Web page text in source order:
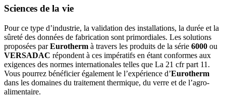
Sciences de la vie
Pour ce type d’industrie, la validation des installations, la durée et la
sûreté des données de fabrication sont primordiales. Les solutions
proposées parEurotherm à travers les produits de la série 6000 ou
VERSADAC répondent à ces impératifs en étant conformes aux
exigences des normes internationales telles que La 21 cfr part 11.
Vous pourrez bénéficier également le l’expérience d’Eurotherm
dans les domaines du traitement thermique, du verre et de l’agro-
alimentaire.